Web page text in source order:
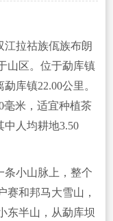
江拉祜族佤族布朗
山区。位于勐库镇
库镇22.00公里。
毫米，适宜种植茶
中人均耕地3.50
条小山脉上，整个
赛和邦马大雪山，
东半山，从勐库坝